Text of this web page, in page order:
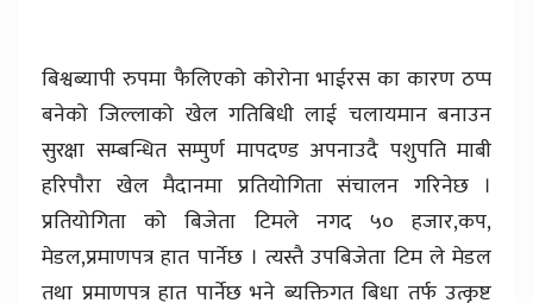
बिश्वब्यापी रुपमा फैलिएको कोरोना भाईरस का कारण ठप्प
बनेको जिल्लाको खेल गतिबिधी लाई चलायमान बनाउन
सुरक्षा सम्बन्धित सम्पुर्ण मापदण्ड अपनाउदै पशुपति माबी
हरिपौरा खेल मैदानमा प्रतियोगिता संचालन गरिनेछ ।
प्रतियोगिता को बिजेता टिमले नगद ५० हजार,कप,
मेडल,प्रमाणपत्र हात पार्नेछ । त्यस्तै उपबिजेता टिम ले मेडल
तथा प्रमाणपत्र हात पार्नेछ भने ब्यक्तिगत बिधा तर्फ उत्कृष्ट